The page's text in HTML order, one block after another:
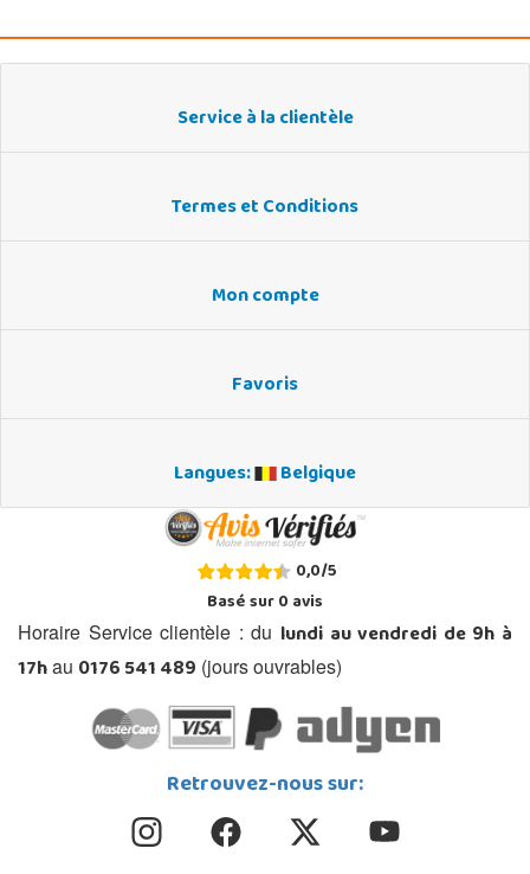
Service à la clientèle
Termes et Conditions
Mon compte
Favoris
Langues: Belgique
0,0/5
Basé sur0avis
Horaire Service clientèle : du lundi au vendredi de 9h à
17hau 0176 541 489 (jours ouvrables)
Retrouvez-nous sur: